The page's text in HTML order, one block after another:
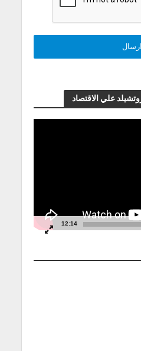
علي الاقتصاد
12:14